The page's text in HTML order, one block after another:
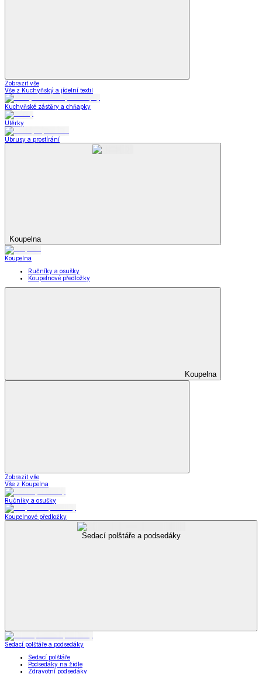
Zobrazit vše
Vše z Kuchyňský a jídelní textil
Kuchyňské zástěry a chňapky
Utěrky
Ubrusy a prostírání
Koupelna
Koupelna
Ručníky a osušky
Koupelnové předložky
Koupelna
Zobrazit vše
Vše z Koupelna
Ručníky a osušky
Koupelnové předložky
Sedací polštáře a podsedáky
Sedací polštáře a podsedáky
Sedací polštáře
Podsedáky na židle
Zdravotní podsedáky